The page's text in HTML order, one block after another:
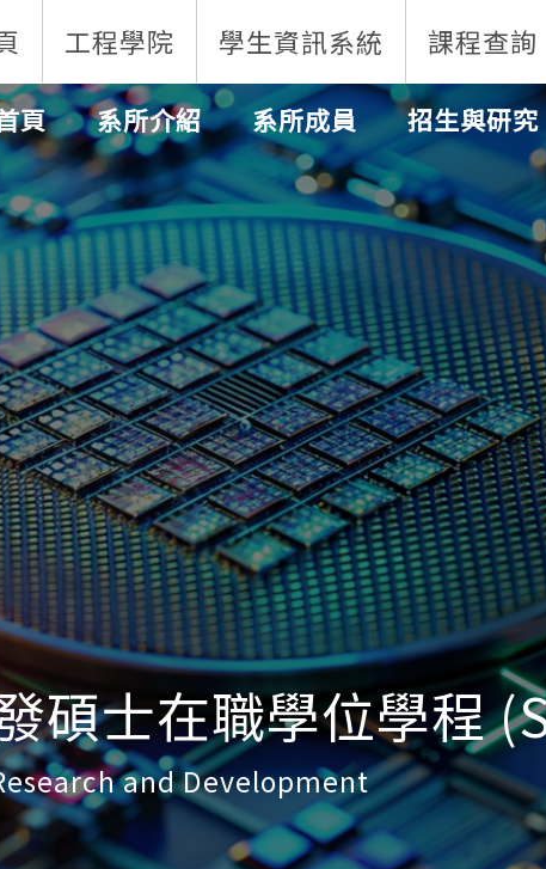
工程學院 學生資訊系統 課程查詢
頁 系所介紹 系所成員 招生與研究
碩士在職學位學程
and Development